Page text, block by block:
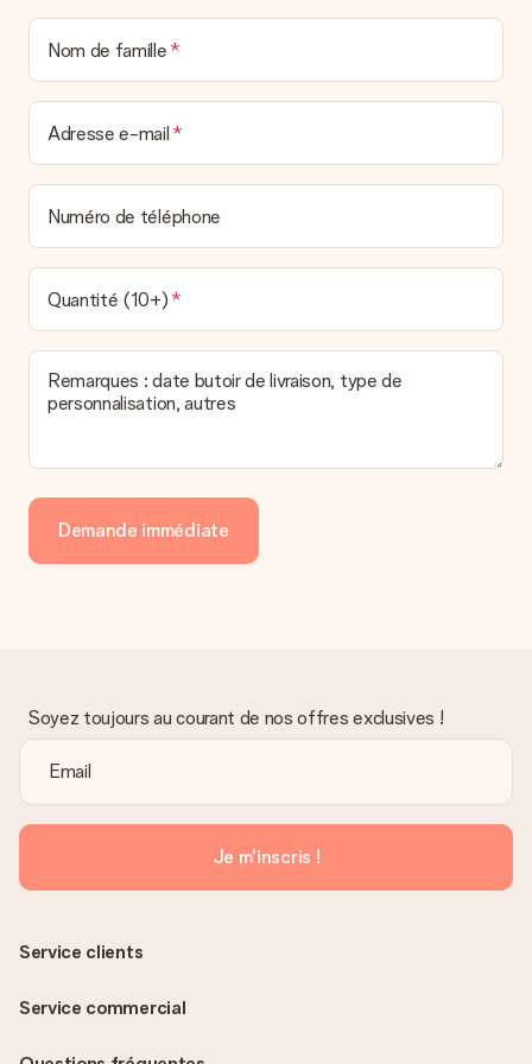
Nom de famille
Adresse e-mail
Numéro de téléphone
Quantité (10+)
Remarques : date butoir de livraison, type de
personnalisation, autres
Demande immédiate
Soyez toujours au courant de nos offres exclusives !
Je m'inscris !
Service clients
Service commercial